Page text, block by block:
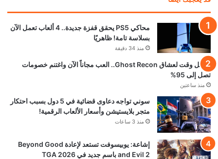
محاكي PS5 يحقق قفزة جديدة.. 4 ألعاب تعمل الآن
بسلاسة تامة! ظاهريًا
منذ 34 دقيقة
أفضل وقت لعشاق Ghost Recon.. العب مجاناً الآن واغتنم خصومات
تصل إلى 95%
منذ ساعتين
سوني تواجه دعاوى قضائية في 5 دول بسبب احتكار
متجر بلايستيشن وأسعار الألعاب الرقمية!
منذ 3 ساعات
إشاعة: يوبيسوفت تستعد لإعادة Beyond Good
and Evil 2 باسم جديد في TGA 2026